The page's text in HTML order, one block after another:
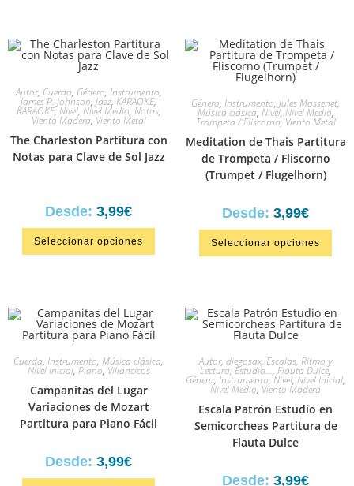
Autor, Cuerda, Género, Instrumento,
James P. Johnson, Jazz, KARAOKE,
KARAOKE,Nivel, Nivel Medio, Notas,
Viento Madera, Viento Metal
The Charleston Partitura con
Notas para Clave de Sol Jazz
Desde: 3,99€
Seleccionar opciones
Género, Instrumento, ‎Jules Massenet,
Música clásica, Nivel, Nivel Medio,
Trompeta / Fliscorno, Viento Metal
Meditation de Thais Partitura
de Trompeta / Fliscorno
(Trumpet / Flugelhorn)
Desde: 3,99€
Seleccionar opciones
Cuerda, Instrumento, Música clásica,
Nivel Inicial, Piano, Villancicos
Campanitas del Lugar
Variaciones de Mozart
Partitura para Piano Fácil
Desde: 3,99€
Autor, diegosax, Escalas, Ritmo y
Lectura, Estudio..., Flauta Dulce,
Género, Instrumento,Nivel, Nivel Inicial,
Nivel Medio, Viento Madera
Escala Patrón Estudio en
Semicorcheas Partitura de
Flauta Dulce
Desde: 3,99€